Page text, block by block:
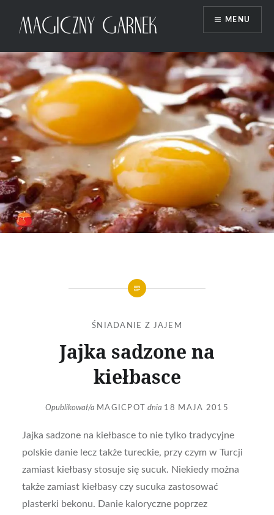
Magiczny Garnek
MENU
ŚNIADANIE Z JAJEM
Jajka sadzone na
kiełbasce
Opublikował/a MAGICPOT dnia 18 MAJA 2015
Jajka sadzone na kiełbasce to nie tylko tradycyjne
polskie danie lecz także tureckie, przy czym w Turcji
zamiast kiełbasy stosuje się sucuk. Niekiedy można
także zamiast kiełbasy czy sucuka zastosować
plasterki bekonu. Danie kaloryczne poprzez